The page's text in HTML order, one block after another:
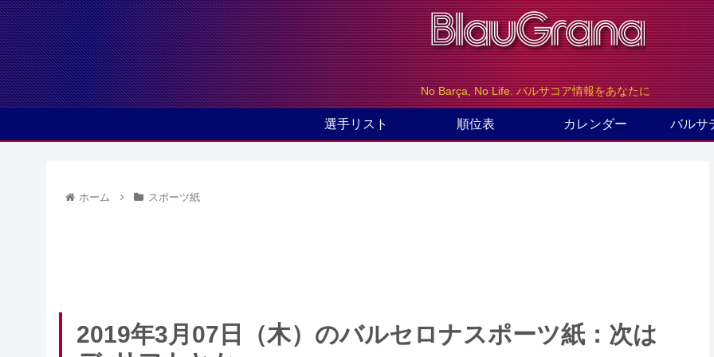
No Barça, No Life. バルサコア情報をあなたに
選手リスト 順位表 カレンダー バルサ
ホーム スポーツ紙
2019年3月07日（木）のバルセロナスポーツ紙：次は